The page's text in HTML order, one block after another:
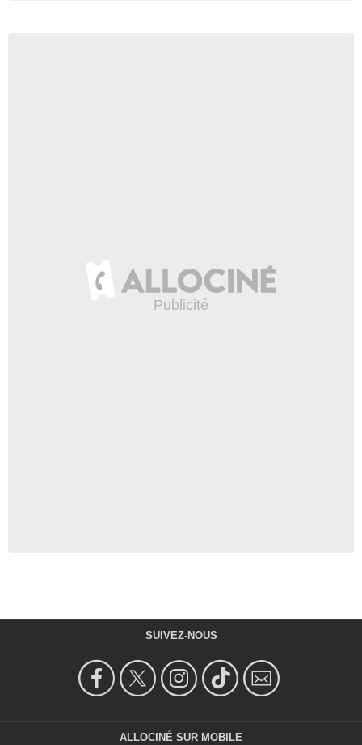
SUIVEZ-NOUS
ALLOCINÉ SUR MOBILE